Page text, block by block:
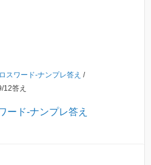
スワード-ナンプレ答え /
12答え
ード-ナンプレ答え